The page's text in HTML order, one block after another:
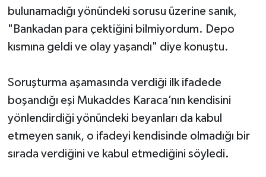
bulunamadığı yönündeki sorusu üzerine sanık,
"Bankadan para çektiğini bilmiyordum. Depo
kısmına geldi ve olay yaşandı" diye konuştu.
Soruşturma aşamasında verdiği ilk ifadede
boşandığı eşi Mukaddes Karaca’nın kendisini
yönlendirdiği yönündeki beyanları da kabul
etmeyen sanık, o ifadeyi kendisinde olmadığı bir
sırada verdiğini ve kabul etmediğini söyledi.